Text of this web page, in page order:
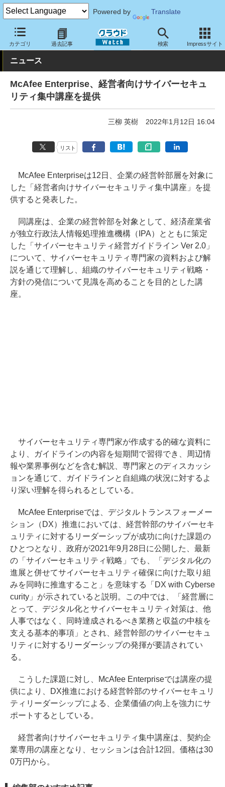
Powered by Translate
カテゴリ 過去記事 検索 Impressサイト
クラウド Watch セキュリティ その他
ニュース
McAfee Enterprise、経営者向けサイバーセキュ
リティ集中講座を提供
三柳 英樹 2022年1月12日 16:04
リスト
McAfee Enterpriseは12日、企業の経営幹部層を対象に
した「経営者向けサイバーセキュリティ集中講座」を提
供すると発表した。
同講座は、企業の経営幹部を対象として、経済産業省
が独立行政法人情報処理推進機構（IPA）とともに策定
した「サイバーセキュリティ経営ガイドライン Ver 2.0」
について、サイバーセキュリティ専門家の資料および解
説を通じて理解し、組織のサイバーセキュリティ戦略・
方針の発信について見識を高めることを目的とした講
座。
サイバーセキュリティ専門家が作成する的確な資料に
より、ガイドラインの内容を短期間で習得でき、周辺情
報や業界事例などを含む解説、専門家とのディスカッシ
ョンを通じて、ガイドラインと自組織の状況に対するよ
り深い理解を得られるとしている。
McAfee Enterpriseでは、デジタルトランスフォーメー
ション（DX）推進においては、経営幹部のサイバーセキ
ュリティに対するリーダーシップが成功に向けた課題の
ひとつとなり、政府が2021年9月28日に公開した、最新
の「サイバーセキュリティ戦略」でも、「デジタル化の
進展と併せてサイバーセキュリティ確保に向けた取り組
みを同時に推進すること」を意味する「DX with Cyberse
curity」が示されていると説明。この中では、「経営層に
とって、デジタル化とサイバーセキュリティ対策は、他
人事ではなく、同時達成されるべき業務と収益の中核を
支える基本的事項」とされ、経営幹部のサイバーセキュ
リティに対するリーダーシップの発揮が要請されてい
る。
こうした課題に対し、McAfee Enterpriseでは講座の提
供により、DX推進における経営幹部のサイバーセキュリ
ティリーダーシップによる、企業価値の向上を強力にサ
ポートするとしている。
経営者向けサイバーセキュリティ集中講座は、契約企
業専用の講座となり、セッションは合計12回。価格は30
0万円から。